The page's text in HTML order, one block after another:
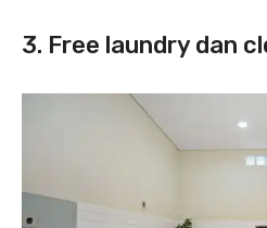
3. Free laundry dan